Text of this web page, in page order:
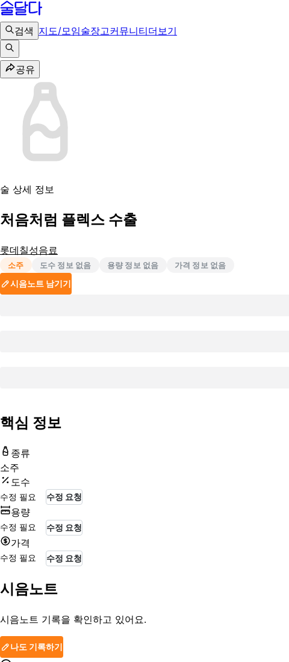
검색 지도/모임술장고커뮤니티더보기
공유
술 상세 정보
처음처럼 플렉스 수출
롯데칠성음료
소주 도수 정보 없음 용량 정보 없음 가격 정보 없음
시음노트 남기기
핵심 정보
종류
소주
도수
수정 필요 수정 요청
용량
수정 필요 수정 요청
가격
수정 필요 수정 요청
시음노트
시음노트 기록을 확인하고 있어요.
나도 기록하기